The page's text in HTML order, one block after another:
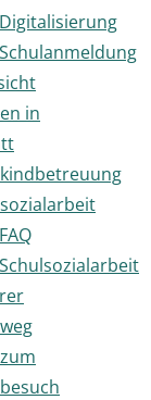
Digitalisierung
Schulanmeldung
in
FAQ
Schulsozialarbeit